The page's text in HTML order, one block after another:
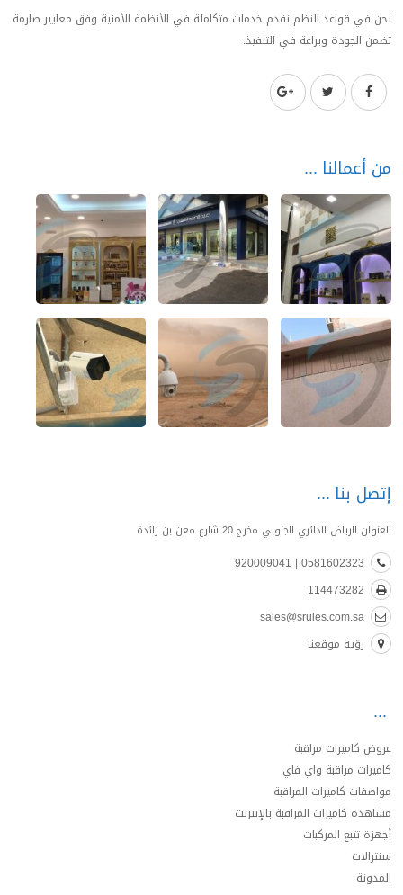
نحن في قواعد النظم نقدم خدمات متكاملة في الأنظمة الأمنية وفق معايير صارمة
تضمن الجودة وبراعة في التنفيذ.
من أعمالنا
إتصل بنا
العنوان الرياض الدائري الجنوبي مخرج 20 شارع معن بن زائدة
0581602323 | 920009041
114473282
sales@srules.com.sa
رؤية موقعنا
عروض كاميرات مراقبة
كاميرات مراقبة واي فاي
مواصفات كاميرات المراقبة
مشاهدة كاميرات المراقبة بالإنترنت
أجهزة تتبع المركبات
سنترالات
المدونة